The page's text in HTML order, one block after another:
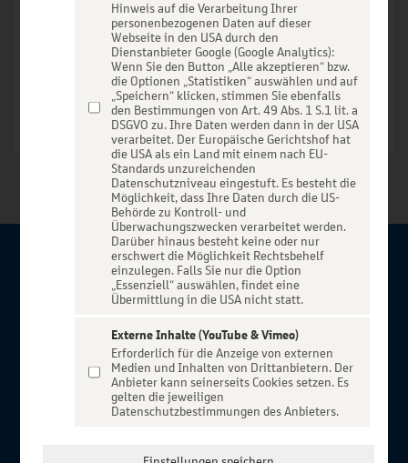
Zur Startseite
Über BBBank-Entertain
Service für alle Kunden der BBBank. Auf unserem einzigartigen
Portal finden Sie Tickets für atemberaubende Konzerte,
Musicals und Shows, die Fußball-Bundesliga sowie die
Champions League und die Europa League.
Hinweis auf die Verarbeitung Ihrer
personenbezogenen Daten auf dieser
Webseite in den USA durch den
Dienstanbieter Google (Google Analytics):
Wenn Sie den Button „Alle akzeptieren“ bzw.
die Optionen „Statistiken“ auswählen und auf
„Speichern“ klicken, stimmen Sie ebenfalls
den Bestimmungen von Art. 49 Abs. 1 S.1 lit. a
DSGVO zu. Ihre Daten werden dann in der USA
verarbeitet. Der Europäische Gerichtshof hat
die USA als ein Land mit einem nach EU-
Standards unzureichenden
Datenschutzniveau eingestuft. Es besteht die
Möglichkeit, dass Ihre Daten durch die US-
Behörde zu Kontroll- und
Überwachungszwecken verarbeitet werden.
Darüber hinaus besteht keine oder nur
erschwert die Möglichkeit Rechtsbehelf
einzulegen. Falls Sie nur die Option
„Essenziell“ auswählen, findet eine
Übermittlung in die USA nicht statt.
Externe Inhalte (YouTube & Vimeo)
Erforderlich für die Anzeige von externen
Medien und Inhalten von Drittanbietern. Der
Anbieter kann seinerseits Cookies setzen. Es
gelten die jeweiligen
Datenschutzbestimmungen des Anbieters.